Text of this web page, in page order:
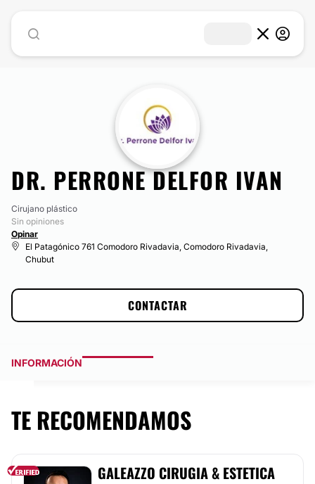
DR. PERRONE DELFOR IVAN
Cirujano plástico
Sin opiniones
Opinar
El Patagónico 761 Comodoro Rivadavia, Comodoro Rivadavia,
Chubut
CONTACTAR
INFORMACIÓN
TE RECOMENDAMOS
GALEAZZO CIRUGIA & ESTETICA